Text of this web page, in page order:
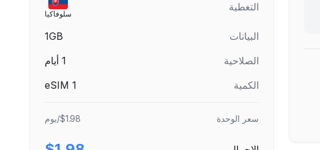
التغطية
سلوفاكيا
البيانات
1GB
الصلاحية
1 أيام
الكمية
1
سعر الوحدة $1.98/يوم